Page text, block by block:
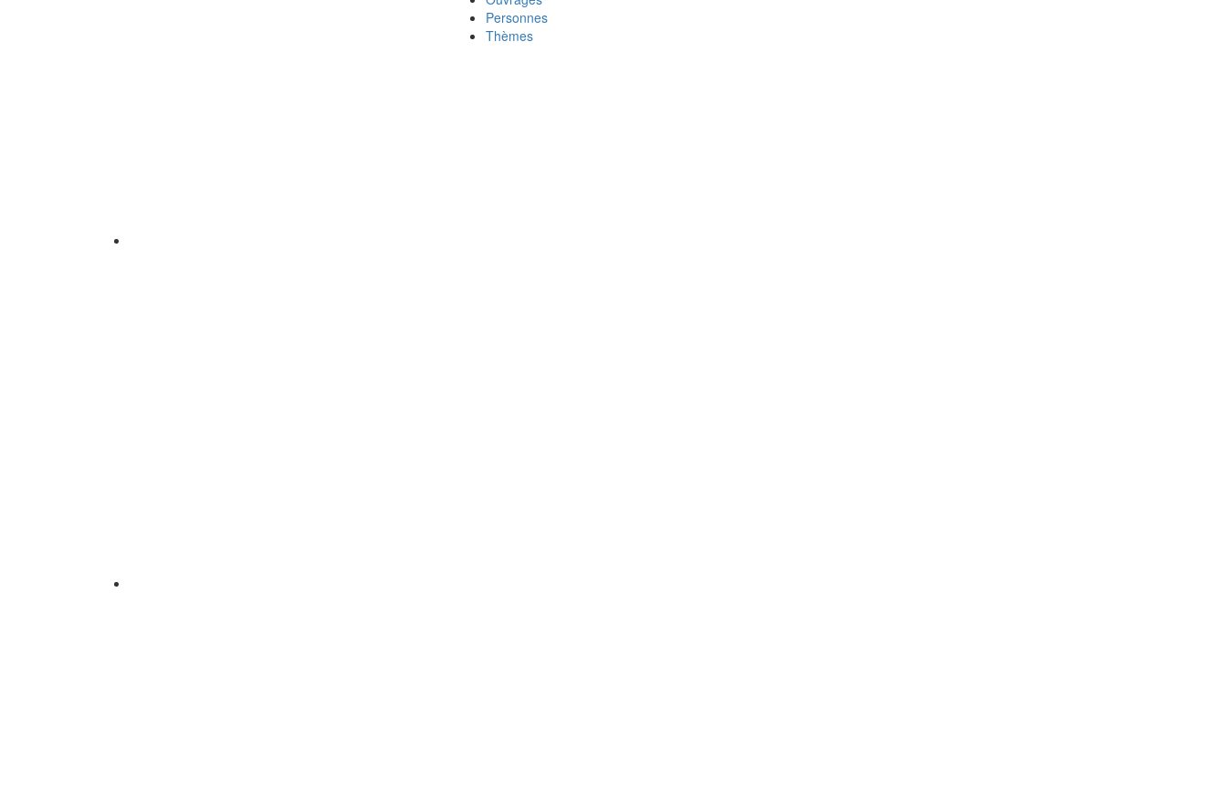
Personnes
Thèmes